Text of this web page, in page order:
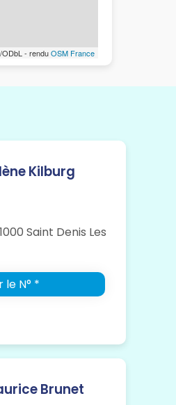
/ODbL - renduOSM France
Kilburg
Saint Denis Les
N° *
Brunet